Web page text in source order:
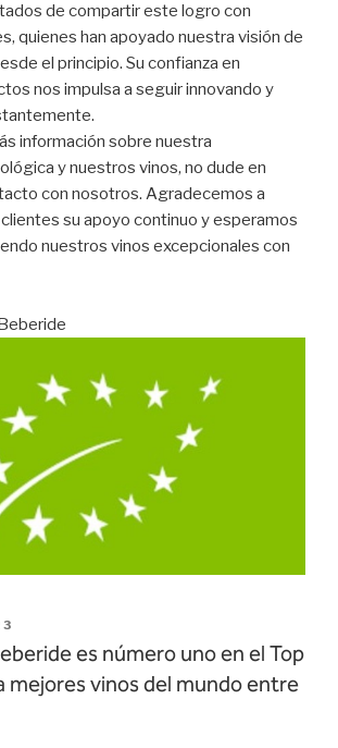
de compartir este logro con
quienes han apoyado nuestra visión de
el principio. Su confianza en
nos impulsa a seguir innovando y
información sobre nuestra
y nuestros vinos, no dude en
con nosotros. Agradecemos a
su apoyo continuo y esperamos
nuestros vinos excepcionales con
es número uno en el Top
mejores vinos del mundo entre